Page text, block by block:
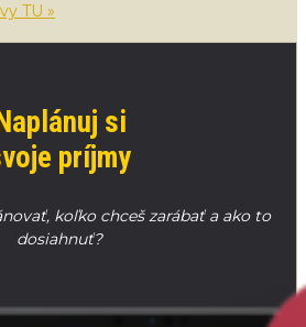
TU »
Naplánuj si
príjmy
koľko chceš zarábať a ako to
dosiahnuť?